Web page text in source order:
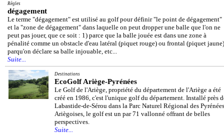
Règles
dégagement
Le terme "dégagement" est utilisé au golf pour définir "le point de dégagement"
et la "zone de dégagement" dans laquelle on peut dropper une balle que l'on ne
peut pas jouer, que ce soit : 1) parce que la balle jouée est dans une zone à
pénalité comme un obstacle d'eau latéral (piquet rouge) ou frontal (piquet
parqu'on déclare sa balle injouable, etc...
Suite...
Destinations
EcoGolf Ariège-Pyrénées
Le Golf de l'Ariège, propriété du département de l'Ariège a été
créé en 1986, c'est l'unique golf du département. Installé près
Labastide-de-Sérou dans la Parc Naturel Régional des Pyrénées
Ariègoises, le golf est un par 71 vallonné offrant de belles
perspectives.
Suite...